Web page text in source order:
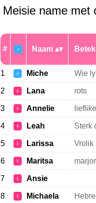
Meisie name met
# ♂ Naam
1 ♂ Miche Wie
2 ♀ Lana rots
3 ♀ Annelie
4 ♀ Leah Sterk
5 ♀ Larissa Vrolik
6 ♀ Maritsa
7 ♀ Ansie
8 ♀ Michaela